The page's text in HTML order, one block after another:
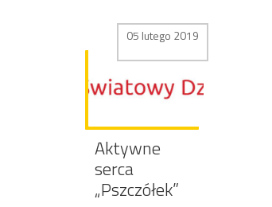
05 lutego 2019
Aktywne
serca
„Pszczółek”